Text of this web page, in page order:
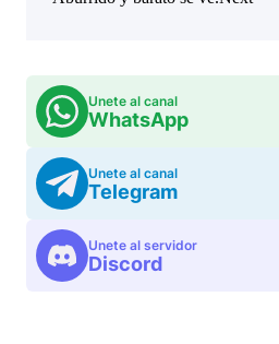
Unete al canal
WhatsApp
Unete al canal
Telegram
Unete al servidor
Discord